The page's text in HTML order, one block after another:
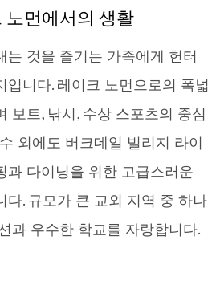
노먼에서의 생활
는 것을 즐기는 가족에게 헌터
입니다. 레이크 노먼으로의 폭넓
보트, 낚시, 수상 스포츠의 중심
외에도 버크데일 빌리지 라이
과 다이닝을 위한 고급스러운
다. 규모가 큰 교외 지역 중 하나
과 우수한 학교를 자랑합니다.